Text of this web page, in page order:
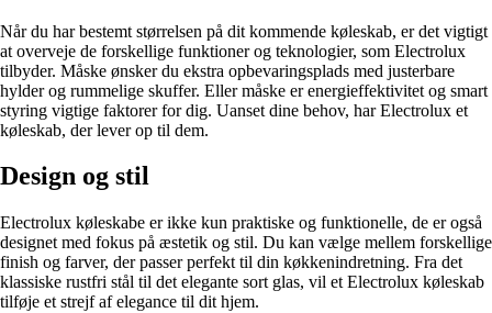
Når du har bestemt størrelsen på dit kommende køleskab, er det vigtigt
at overveje de forskellige funktioner og teknologier, som Electrolux
tilbyder. Måske ønsker du ekstra opbevaringsplads med justerbare
hylder og rummelige skuffer. Eller måske er energieffektivitet og smart
styring vigtige faktorer for dig. Uanset dine behov, har Electrolux et
køleskab, der lever op til dem.
Design og stil
Electrolux køleskabe er ikke kun praktiske og funktionelle, de er også
designet med fokus på æstetik og stil. Du kan vælge mellem forskellige
finish og farver, der passer perfekt til din køkkenindretning. Fra det
klassiske rustfri stål til det elegante sort glas, vil et Electrolux køleskab
tilføje et strejf af elegance til dit hjem.